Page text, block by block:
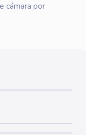
cámara por